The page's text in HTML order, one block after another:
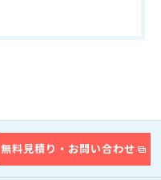
無料見積り・お問い合わせ